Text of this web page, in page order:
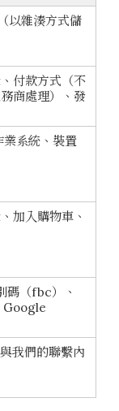
以雜湊方式儲
付款方式（不
商處理）、發
業系統、裝置
加入購物車、
碼（fbc）、
Google
我們的聯繫內